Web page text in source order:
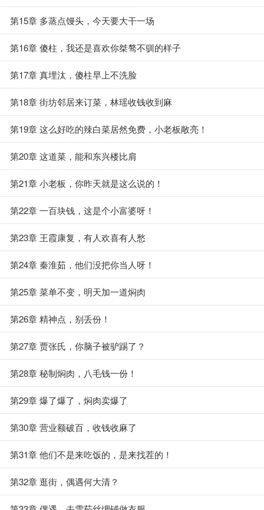
第15章 多蒸点馒头，今天要大干一场
第16章 傻柱，我还是喜欢你桀骜不驯的样子
第17章 真埋汰，傻柱早上不洗脸
第18章 街坊邻居来订菜，林瑶收钱收到麻
第19章 这么好吃的辣白菜居然免费，小老板敞亮！
第20章 这道菜，能和东兴楼比肩
第21章 小老板，你昨天就是这么说的！
第22章 一百块钱，这是个小富婆呀！
第23章 王霞康复，有人欢喜有人愁
第24章 秦淮茹，他们没把你当人呀！
第25章 菜单不变，明天加一道焖肉
第26章 精神点，别丢份！
第27章 贾张氏，你脑子被驴踢了？
第28章 秘制焖肉，八毛钱一份！
第29章 爆了爆了，焖肉卖爆了
第30章 营业额破百，收钱收麻了
第31章 他们不是来吃饭的，是来找茬的！
第32章 逛街，偶遇何大清？